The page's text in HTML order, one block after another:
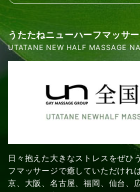
うたたねニューハーフマッサ
UTATANE NEW HALF MASSAGE
日々抱えた大きなストレスをぜひ
フマッサージで癒していただけれ
京、大阪、名古屋、福岡、仙台、